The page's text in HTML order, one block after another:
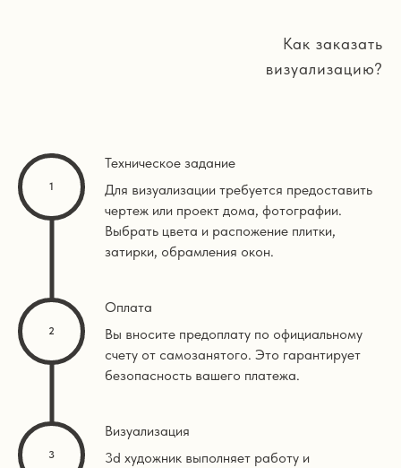
Как заказать
визуализацию?
Техническое задание
Для визуализации требуется предоставить
чертеж или проект дома, фотографии.
Выбрать цвета и распожение плитки,
затирки, обрамления окон.
Оплата
Вы вносите предоплату по официальному
счету от самозанятого. Это гарантирует
безопасность вашего платежа.
Визуализация
3d художник выполняет работу и